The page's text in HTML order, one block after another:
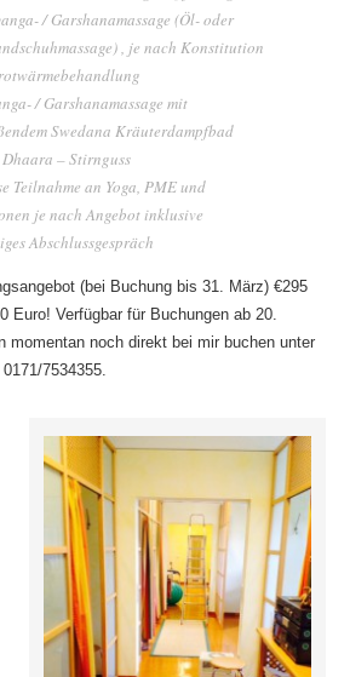
/ Garshanamassage (Öl- oder
, je nach Konstitution
/ Garshanamassage mit
Swedana Kräuterdampfbad
– Stirnguss
Teilnahme an Yoga, PME und
je nach Angebot inklusive
Abschlussgespräch
(bei Buchung bis 31. März) €295
Euro! Verfügbar für Buchungen ab 20.
momentan noch direkt bei mir buchen unter
7534355.